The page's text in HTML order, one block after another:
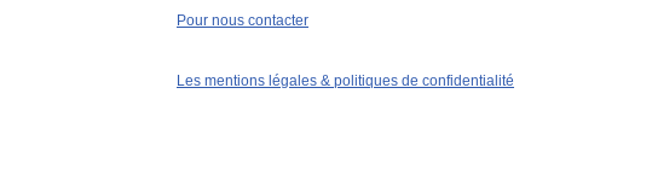
Pour nous contacter
Les mentions légales & politiques de confidentialité